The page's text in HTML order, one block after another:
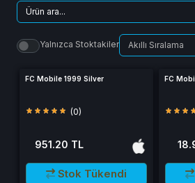
Yalnızca Stoktakiler
FC Mobile 1999 Silver
(0)
951.20 TL
Stok Tükendi
FC